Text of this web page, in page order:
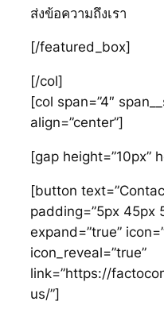
ส่งข้อความถึงเรา
[/featured_box]
[/col]
[col span=”4″
align=”center”]
[gap height=”10px”
[button
padding=”5px 45px
expand=”true”
icon_reveal=”true”
link=”https://
us/”]